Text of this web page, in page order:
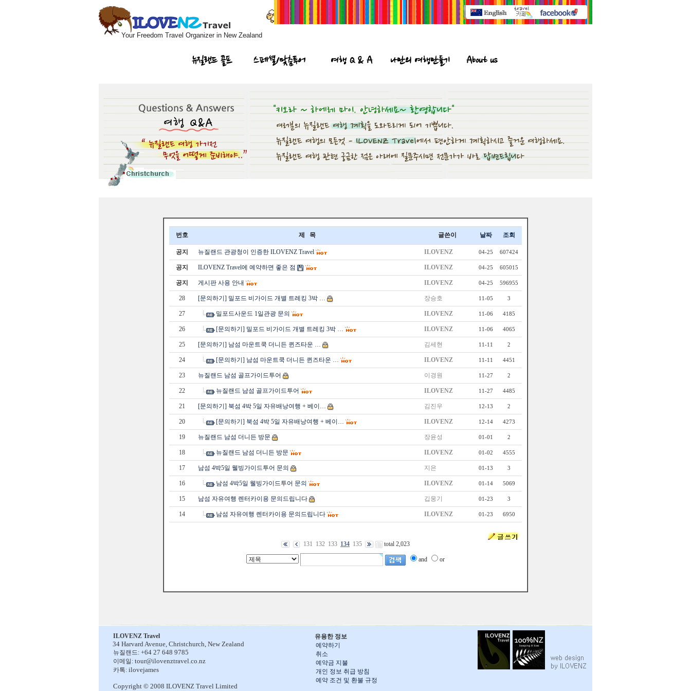
Your Freedom Travel Organizer in New Zealand
뉴질랜드 골프 스페셜/맞춤투어 여행 Q & A 나만의 여행만들기 About us
번호 제 목 글쓴이 날짜 조회
공지 뉴질랜드 관광청이 인증한 ILOVENZ Travel ILOVENZ 04-25 607424
공지 ILOVENZ Travel에 예약하면 좋은 점 ILOVENZ 04-25 605015
공지 게시판 사용 안내 ILOVENZ 04-25 596955
28 [문의하기] 밀포드 비가이드 개별 트레킹 3박 … 장승호 11-05 3
27 밀포드사운드 1일관광 문의 ILOVENZ 11-06 4185
26 [문의하기] 밀포드 비가이드 개별 트레킹 3박 … ILOVENZ 11-06 4065
25 [문의하기] 남섬 마운트쿡 더니든 퀸즈타운 … 김세현 11-11 2
24 [문의하기] 남섬 마운트쿡 더니든 퀸즈타운 … ILOVENZ 11-11 4451
23 뉴질랜드 남섬 골프가이드투어 이경원 11-27 2
22 뉴질랜드 남섬 골프가이드투어 ILOVENZ 11-27 4485
21 [문의하기] 북섬 4박 5일 자유배낭여행 + 베이… 김진우 12-13 2
20 [문의하기] 북섬 4박 5일 자유배낭여행 + 베이… ILOVENZ 12-14 4273
19 뉴질랜드 남섬 더니든 방문 장윤성 01-01 2
18 뉴질랜드 남섬 더니든 방문 ILOVENZ 01-02 4555
17 남섬 4박5일 웰빙가이드투어 문의 지은 01-13 3
16 남섬 4박5일 웰빙가이드투어 문의 ILOVENZ 01-14 5069
15 남섬 자유여행 렌터카이용 문의드립니다 깁웅기 01-23 3
14 남섬 자유여행 렌터카이용 문의드립니다 ILOVENZ 01-23 6950
131 132 133 134 135 total 2,023
and or
유용한 정보
예약하기
취소
예약금 지불
개인 정보 취급 방침
예약 조건 및 환불 규정
ILOVENZ Travel
34 Harvard Avenue, Christchurch, New Zealand
뉴질랜드: +64 27 648 9785
이메일: tour@ilovenztravel.co.nz
카톡: ilovejames
Copyright © 2008 ILOVENZ Travel Limited